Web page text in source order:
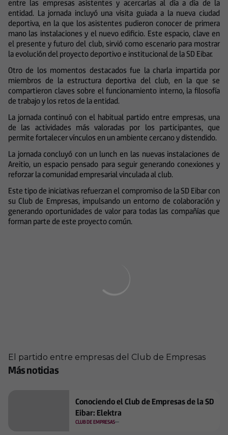
entre las empresas asistentes y acercarlas al día a día de la
entidad. La jornada incluyó una visita guiada a la nueva ciudad
deportiva, en la que los asistentes pudieron conocer de primera
mano las instalaciones y el nuevo edificio. Este espacio, clave en
el presente y futuro del club, sirvió como escenario para mostrar
la evolución del proyecto deportivo e institucional de la SD Eibar.
Otro de los momentos destacados fue la charla impartida por
miembros de la estructura deportiva del club, en la que se
compartieron claves sobre el funcionamiento interno, la filosofía
de trabajo y los retos de la entidad.
La jornada continuó con el habitual partido entre empresas, una
de las actividades más valoradas por los participantes, que
permite fortalecer vínculos en un ambiente cercano y distendido.
La jornada concluyó con un lunch en las nuevas instalaciones de
Areitio, un espacio pensado para seguir generando conexiones y
reforzar la comunidad empresarial vinculada al club.
Este tipo de iniciativas refuerzan el compromiso de la SD Eibar con
su Club de Empresas, impulsando un entorno de colaboración y
generando oportunidades de valor para todas las compañías que
forman parte de este proyecto común.
El partido entre empresas del Club de Empresas
+17
Más noticias
Conociendo el Club de Empresas de la SD
Eibar: Elektra
CLUB DE EMPRESAS